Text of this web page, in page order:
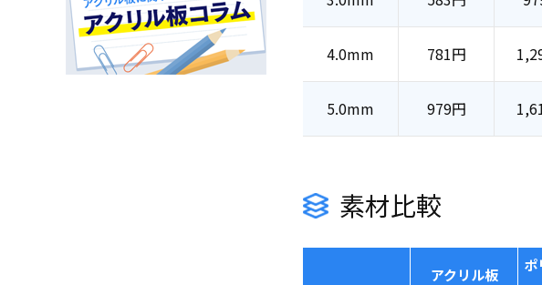
4.0mm 781円
5.0mm 979円
素材比較
アクリル板
ポ